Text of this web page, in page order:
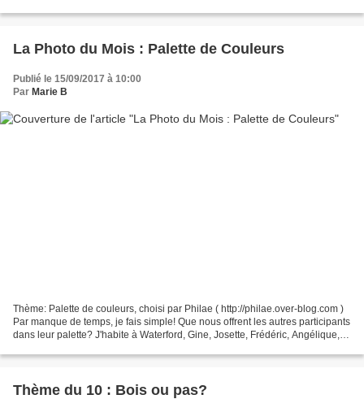
La Photo du Mois : Palette de Couleurs
Publié le 15/09/2017 à 10:00
Par Marie B
Thème: Palette de couleurs, choisi par Philae ( http://philae.over-blog.com )
Par manque de temps, je fais simple! Que nous offrent les autres participants
dans leur palette? J'habite à Waterford, Gine, Josette, Frédéric, Angélique,
Thème du 10 : Bois ou pas?